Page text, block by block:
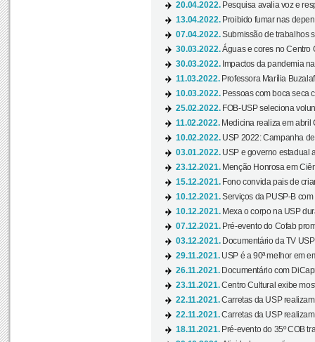
20.04.2022. Pesquisa avalia voz e
13.04.2022. Proibido fumar nas
07.04.2022.Submissão de trabalhos
30.03.2022.Águas e cores no Centro
30.03.2022. Impactos da pandemia
11.03.2022. Professora Marília
10.03.2022. Pessoas com boca seca
25.02.2022. FOB-USP seleciona
11.02.2022. Medicina realiza em abril
10.02.2022. USP 2022: Campanha
03.01.2022. USP e governo estadual
23.12.2021. Menção Honrosa em
15.12.2021. Fono convida pais de
10.12.2021.Serviços da PUSP-B
10.12.2021. Mexa o corpo na USP
07.12.2021. Pré-evento do Cofab
03.12.2021. Documentário da TV
29.11.2021. USP é a 90ª melhor em
26.11.2021. Documentário com
23.11.2021.Centro Cultural exibe
22.11.2021.Carretas da USP
22.11.2021.Carretas da USP
18.11.2021. Pré-evento do 35º COB